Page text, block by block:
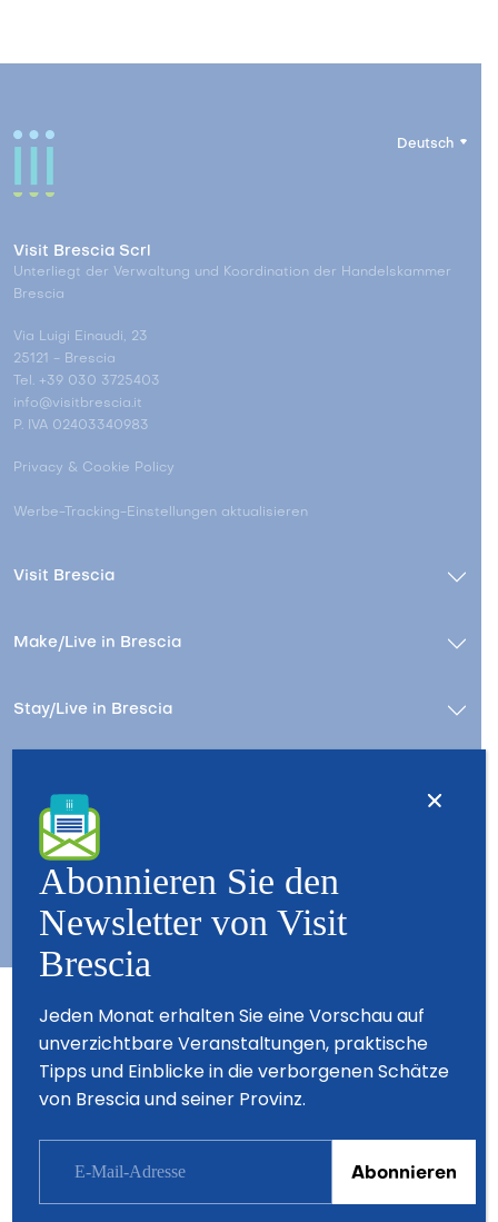
Deutsch
Visit Brescia Scrl
Unterliegt der Verwaltung und Koordination der Handelskammer
Brescia
Via Luigi Einaudi, 23
25121 - Brescia
Tel. +39 030 3725403
info@visitbrescia.it
P. IVA 02403340983
Privacy & Cookie Policy
Werbe-Tracking-Einstellungen aktualisieren
Visit Brescia
Make/Live in Brescia
Stay/Live in Brescia
KontactWer wir sind – Besuchen Sie Brescia
Copyright © 2026 - All Rights Reserved - Visit Brescia
Abonnieren Sie den
Newsletter von Visit
Brescia
Jeden Monat erhalten Sie eine Vorschau auf
unverzichtbare Veranstaltungen, praktische
Tipps und Einblicke in die verborgenen Schätze
von Brescia und seiner Provinz.